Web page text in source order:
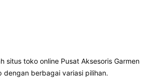
situs toko online Pusat Aksesoris Garmen
dengan berbagai variasi pilihan.